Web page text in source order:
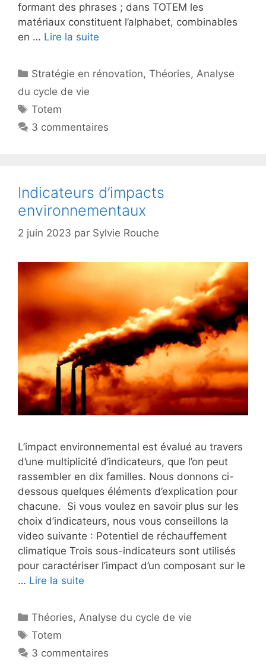
formant des phrases ; dans TOTEM les
matériaux constituent l’alphabet, combinables
en … Lire la suite
Catégories
Stratégie en rénovation,Théories, Analyse
du cycle de vie
Étiquettes
Totem
3 commentaires
Indicateurs d’impacts
environnementaux
2 juin 2023 par Sylvie Rouche
L’impact environnemental est évalué au travers
d’une multiplicité d’indicateurs, que l’on peut
rassembler en dix familles. Nous donnons ci-
dessous quelques éléments d’explication pour
chacune. Si vous voulez en savoir plus sur les
choix d’indicateurs, nous vous conseillons la
video suivante : Potentiel de réchauffement
climatique Trois sous-indicateurs sont utilisés
pour caractériser l’impact d’un composant sur le
… Lire la suite
Catégories
Théories,Analyse du cycle de vie
Étiquettes
Totem
3 commentaires